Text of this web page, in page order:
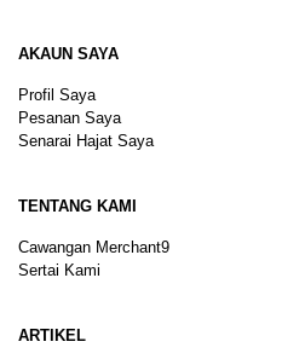
AKAUN SAYA
Profil Saya
Pesanan Saya
Senarai Hajat Saya
TENTANG KAMI
Cawangan Merchant9
Sertai Kami
ARTIKEL